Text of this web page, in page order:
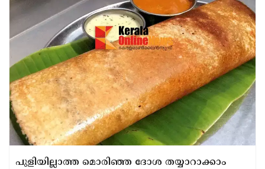
പുളിയില്ലാത്ത മൊരിഞ്ഞ ദോശ തയ്യാറാക്കാം